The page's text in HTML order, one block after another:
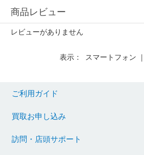
商品レビュー
レビューがありません
表示： スマートフォン ｜
ご利用ガイド
買取お申し込み
訪問・店頭サポート